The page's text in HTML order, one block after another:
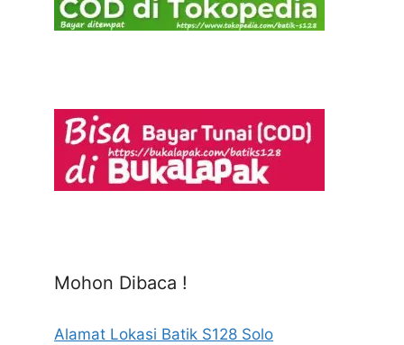
Mohon Dibaca !
Alamat Lokasi Batik S128 Solo